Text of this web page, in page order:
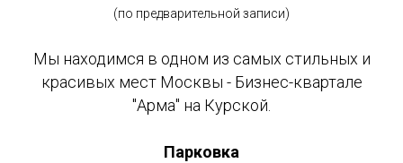
(по предварительной записи)
Мы находимся в одном из самых стильных и
красивых мест Москвы - Бизнес-квартале
"Арма" на Курской.
Парковка